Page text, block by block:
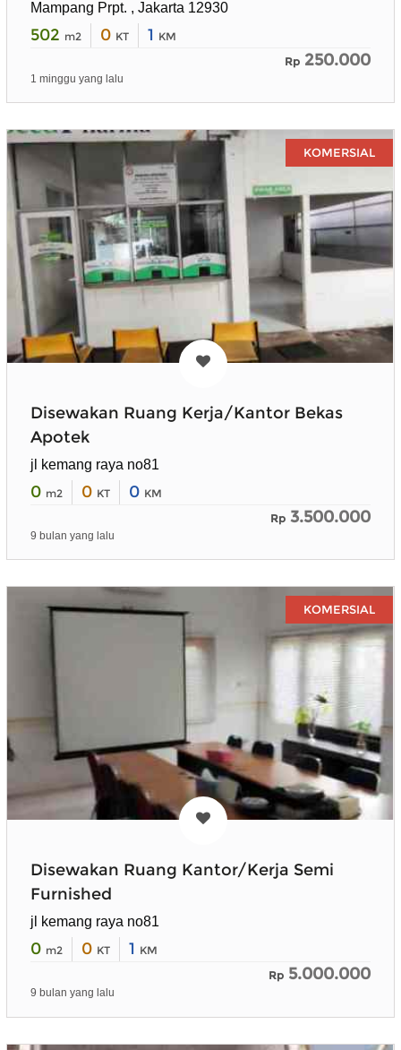
Mampang Prpt. , Jakarta 12930
502 m2 0 KT 1 KM
Rp 250.000
1 minggu yang lalu
KOMERSIAL
Disewakan Ruang Kerja/Kantor Bekas
Apotek
jl kemang raya no81
0 m2 0 KT 0 KM
Rp 3.500.000
9 bulan yang lalu
KOMERSIAL
Disewakan Ruang Kantor/Kerja Semi
Furnished
jl kemang raya no81
0 m2 0 KT 1 KM
Rp 5.000.000
9 bulan yang lalu